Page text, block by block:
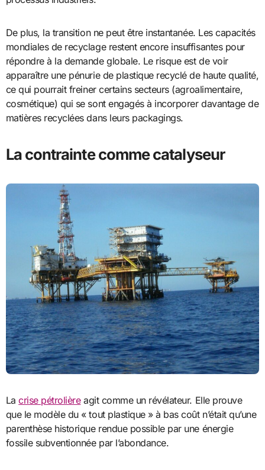
De plus, la transition ne peut être instantanée. Les capacités
mondiales de recyclage restent encore insuffisantes pour
répondre à la demande globale. Le risque est de voir
apparaître une pénurie de plastique recyclé de haute qualité,
ce qui pourrait freiner certains secteurs (agroalimentaire,
cosmétique) qui se sont engagés à incorporer davantage de
matières recyclées dans leurs packagings.
La contrainte comme catalyseur
Lacrise pétrolièreagit comme un révélateur. Elle prouve
que le modèle du « tout plastique » à bas coût n’était qu’une
parenthèse historique rendue possible par une énergie
fossile subventionnée par l’abondance.